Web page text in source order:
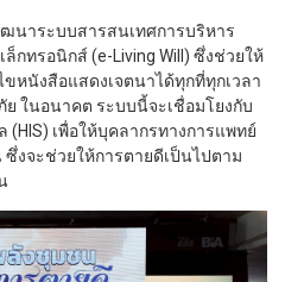
นาระบบสารสนเทศการบริหาร
กทรอนิกส์ (e-Living Will) ซึ่งช่วยให้
หนังสือแสดงเจตนาได้ทุกที่ทุกเวลา
ในอนาคต ระบบนี้จะเชื่อมโยงกับ
เพื่อให้บุคลากรทางการแพทย์
ซึ่งจะช่วยให้การตายดีเป็นไปตาม